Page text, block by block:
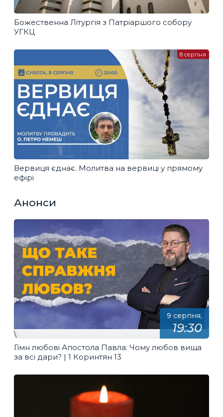
Божественна Літургія з Патріаршого собору
УГКЦ
Вервиця єднає. Молитва на вервиці у прямому
ефірі
8 серпня
Анонси
9 серпня,
19:30
\
Гімн любові Апостола Павла: Чому любов вища
за всі дари? | 1 Коринтян 13